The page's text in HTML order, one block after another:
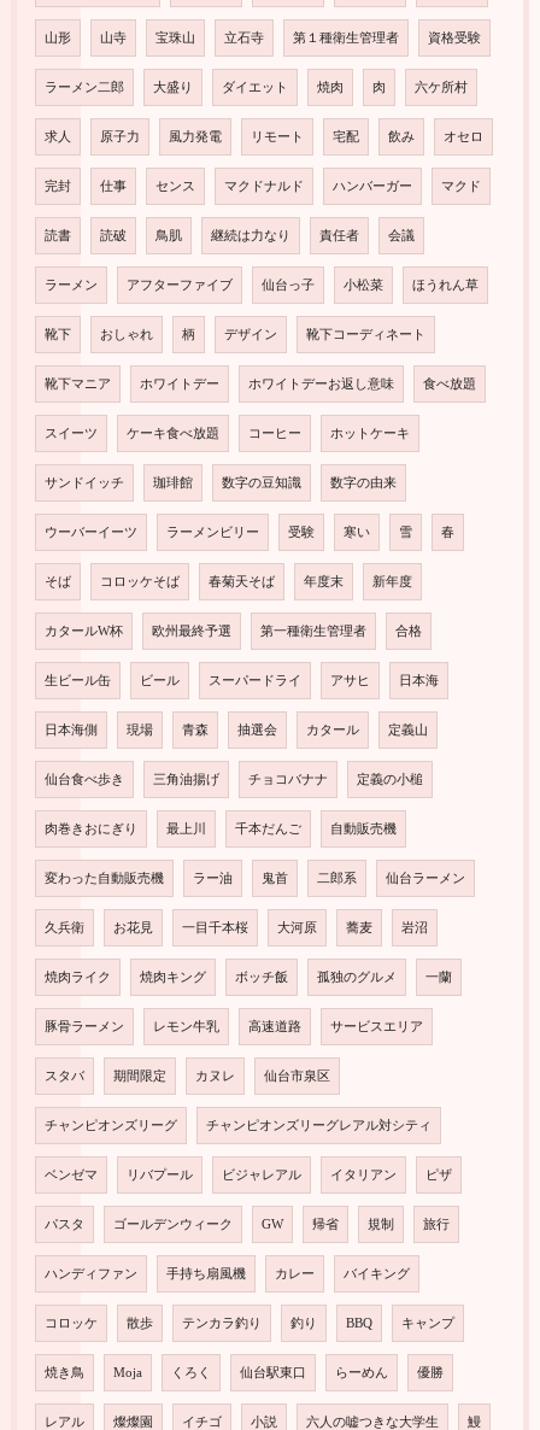
山形 山寺 宝珠山 立石寺 第１種衛生管理者 資格受験
ラーメン二郎 大盛り ダイエット 焼肉 肉 六ケ所村
求人 原子力 風力発電 リモート 宅配 飲み オセロ
完封 仕事 センス マクドナルド ハンバーガー マクド
読書 読破 鳥肌 継続は力なり 責任者 会議
ラーメン アフターファイブ 仙台っ子 小松菜 ほうれん草
靴下 おしゃれ 柄 デザイン 靴下コーディネート
靴下マニア ホワイトデー ホワイトデーお返し意味 食べ放題
スイーツ ケーキ食べ放題 コーヒー ホットケーキ
サンドイッチ 珈琲館 数字の豆知識 数字の由来
ウーバーイーツ ラーメンビリー 受験 寒い 雪 春
そば コロッケそば 春菊天そば 年度末 新年度
カタールW杯 欧州最終予選 第一種衛生管理者 合格
生ビール缶 ビール スーパードライ アサヒ 日本海
日本海側 現場 青森 抽選会 カタール 定義山
仙台食べ歩き 三角油揚げ チョコバナナ 定義の小槌
肉巻きおにぎり 最上川 千本だんご 自動販売機
変わった自動販売機 ラー油 鬼首 二郎系 仙台ラーメン
久兵衛 お花見 一目千本桜 大河原 蕎麦 岩沼
焼肉ライク 焼肉キング ボッチ飯 孤独のグルメ 一蘭
豚骨ラーメン レモン牛乳 高速道路 サービスエリア
スタバ 期間限定 カヌレ 仙台市泉区
チャンピオンズリーグ チャンピオンズリーグレアル対シティ
ベンゼマ リバプール ビジャレアル イタリアン ピザ
パスタ ゴールデンウィーク GW 帰省 規制 旅行
ハンディファン 手持ち扇風機 カレー バイキング
コロッケ 散歩 テンカラ釣り 釣り BBQ キャンプ
焼き鳥 Moja くろく 仙台駅東口 らーめん 優勝
レアル 燦燦園 イチゴ 小説 六人の嘘つきな大学生 鰻